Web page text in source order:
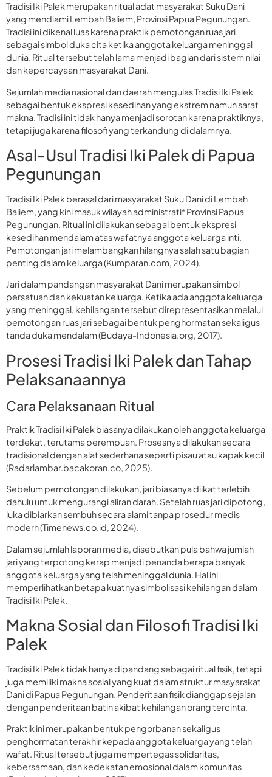
Tradisi Iki Palek merupakan ritual adat masyarakat Suku Dani
yang mendiami Lembah Baliem, Provinsi Papua Pegunungan.
Tradisi ini dikenal luas karena praktik pemotongan ruas jari
sebagai simbol duka cita ketika anggota keluarga meninggal
dunia. Ritual tersebut telah lama menjadi bagian dari sistem nilai
dan kepercayaan masyarakat Dani.
Sejumlah media nasional dan daerah mengulas Tradisi Iki Palek
sebagai bentuk ekspresi kesedihan yang ekstrem namun sarat
makna. Tradisi ini tidak hanya menjadi sorotan karena praktiknya,
tetapi juga karena filosofi yang terkandung di dalamnya.
Asal-Usul Tradisi Iki Palek di Papua
Pegunungan
Tradisi Iki Palek berasal dari masyarakat Suku Dani di Lembah
Baliem, yang kini masuk wilayah administratif Provinsi Papua
Pegunungan. Ritual ini dilakukan sebagai bentuk ekspresi
kesedihan mendalam atas wafatnya anggota keluarga inti.
Pemotongan jari melambangkan hilangnya salah satu bagian
penting dalam keluarga (Kumparan.com, 2024).
Jari dalam pandangan masyarakat Dani merupakan simbol
persatuan dan kekuatan keluarga. Ketika ada anggota keluarga
yang meninggal, kehilangan tersebut direpresentasikan melalui
pemotongan ruas jari sebagai bentuk penghormatan sekaligus
tanda duka mendalam (Budaya-Indonesia.org, 2017).
Prosesi Tradisi Iki Palek dan Tahap
Pelaksanaannya
Cara Pelaksanaan Ritual
Praktik Tradisi Iki Palek biasanya dilakukan oleh anggota keluarga
terdekat, terutama perempuan. Prosesnya dilakukan secara
tradisional dengan alat sederhana seperti pisau atau kapak kecil
(Radarlambar.bacakoran.co, 2025).
Sebelum pemotongan dilakukan, jari biasanya diikat terlebih
dahulu untuk mengurangi aliran darah. Setelah ruas jari dipotong,
luka dibiarkan sembuh secara alami tanpa prosedur medis
modern (Timenews.co.id, 2024).
Dalam sejumlah laporan media, disebutkan pula bahwa jumlah
jari yang terpotong kerap menjadi penanda berapa banyak
anggota keluarga yang telah meninggal dunia. Hal ini
memperlihatkan betapa kuatnya simbolisasi kehilangan dalam
Tradisi Iki Palek.
Makna Sosial dan Filosofi Tradisi Iki
Palek
Tradisi Iki Palek tidak hanya dipandang sebagai ritual fisik, tetapi
juga memiliki makna sosial yang kuat dalam struktur masyarakat
Dani di Papua Pegunungan. Penderitaan fisik dianggap sejalan
dengan penderitaan batin akibat kehilangan orang tercinta.
Praktik ini merupakan bentuk pengorbanan sekaligus
penghormatan terakhir kepada anggota keluarga yang telah
wafat. Ritual tersebut juga mempertegas solidaritas,
kebersamaan, dan kedekatan emosional dalam komunitas